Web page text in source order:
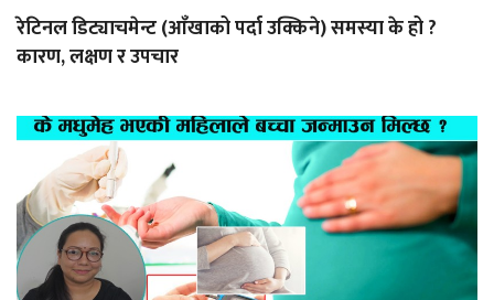
रेटिनल डिट्याचमेन्ट (आँखाको पर्दा उक्किने) समस्या के हो ?
कारण, लक्षण र उपचार